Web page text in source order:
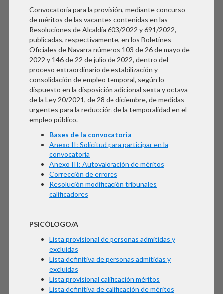
Convocatoria para la provisión, mediante concurso
de méritos de las vacantes contenidas en las
Resoluciones de Alcaldía 603/2022 y 691/2022,
publicadas, respectivamente, en los Boletines
Oficiales de Navarra números 103 de 26 de mayo de
2022 y 146 de 22 de julio de 2022, dentro del
proceso extraordinario de estabilización y
consolidación de empleo temporal, según lo
dispuesto en la disposición adicional sexta y octava
de la Ley 20/2021, de 28 de diciembre, de medidas
urgentes para la reducción de la temporalidad en el
empleo público.
Bases de la convocatoria
Anexo II: Solicitud para participar en la
convocatoria
Anexo III: Autovaloración de méritos
Corrección de errores
Resolución modificación tribunales
calificadores
PSICÓLOGO/A
Lista provisional de personas admitidas y
excluidas
Lista definitiva de personas admitidas y
excluidas
Lista provisional calificación méritos
Lista definitiva de calificación de méritos